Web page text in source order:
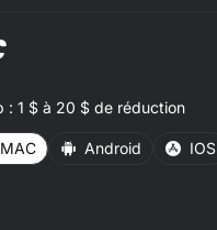
: 1 $ à 20 $ de réduction
MAC Android IOS